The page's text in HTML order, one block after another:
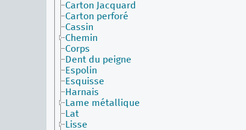
Carton Jacquard
Carton perforé
Cassin
Chemin
Corps
Dent du peigne
Espolin
Esquisse
Harnais
Lame métallique
Lat
Lisse